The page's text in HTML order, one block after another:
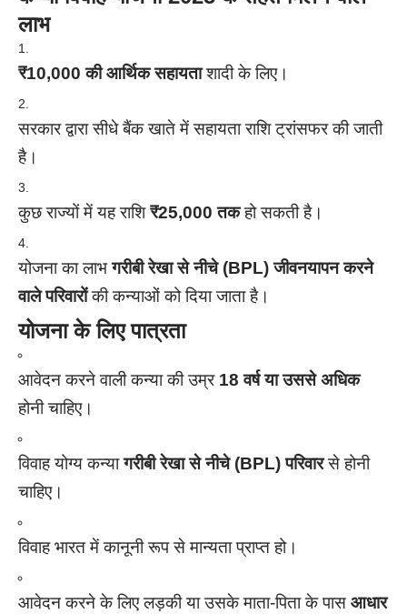
लाभ
₹10,000 की आर्थिक सहायताशादी के लिए।
सरकार द्वारा सीधे बैंक खाते में सहायता राशि ट्रांसफर की जाती
है।
कुछ राज्यों में यह राशि₹25,000 तकहो सकती है।
योजना का लाभगरीबी रेखा से नीचे (BPL) जीवनयापन करने
वाले परिवारोंकी कन्याओं को दिया जाता है।
योजना के लिए पात्रता
आवेदन करने वाली कन्या की उम्र 18 वर्ष या उससे अधिक
होनी चाहिए।
विवाह योग्य कन्यागरीबी रेखा से नीचे (BPL) परिवारसे होनी
चाहिए।
विवाह भारत में कानूनी रूप से मान्यता प्राप्त हो।
आवेदन करने के लिए लड़की या उसके माता-पिता के पास आधार